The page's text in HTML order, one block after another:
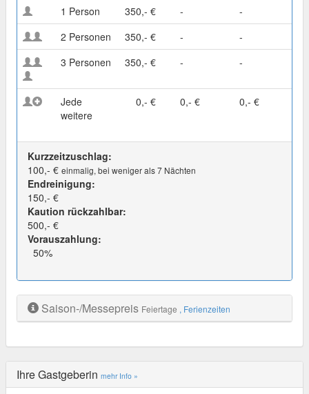
1 Person
350,- € -
-
2 Personen
350,- € -
-
3 Personen
350,- € - -
Jede
weitere
0,- € 0,- € 0,- €
Kurzzeitzuschlag:
100,- € einmalig, bei weniger als 7 Nächten
Endreinigung:
150,- €
Kaution rückzahlbar:
500,- €
Vorauszahlung:
50%
Saison-/Messepreis Feiertage , Ferienzeiten
Ihre Gastgeberin mehr Info »